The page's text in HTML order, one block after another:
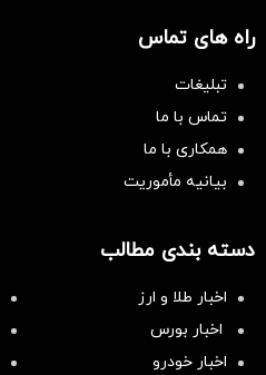
راه های تماس
تبلیغات
تماس با ما
همکاری با ما
بیانیه مأموریت
دسته بندی مطالب
اخبار طلا و ارز
اخبار بورس
اخبار خودرو